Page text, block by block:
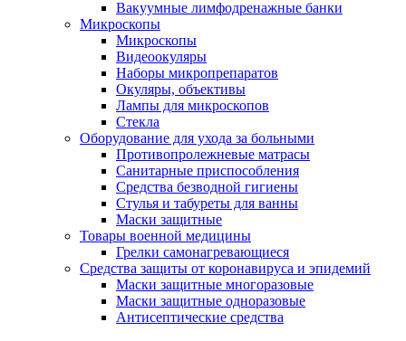
Вакуумные лимфодренажные банки
Микроскопы
Микроскопы
Видеоокуляры
Наборы микропрепаратов
Окуляры, объективы
Лампы для микроскопов
Стекла
Оборудование для ухода за больными
Противопролежневые матрасы
Санитарные приспособления
Средства безводной гигиены
Стулья и табуреты для ванны
Маски защитные
Товары военной медицины
Грелки самонагревающиеся
Средства защиты от коронавируса и эпидемий
Маски защитные многоразовые
Маски защитные одноразовые
Антисептические средства